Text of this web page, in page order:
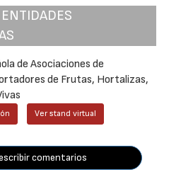
de Asociaciones de
de Frutas, Hortalizas,
Ver stand virtual
comentarios